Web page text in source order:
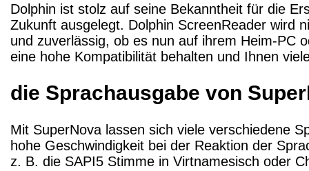
Dolphin ist stolz auf seine Bekanntheit für die
Zukunft ausgelegt. Dolphin ScreenReader wird
und zuverlässig, ob es nun auf ihrem Heim-PC
eine hohe Kompatibilität behalten und Ihnen
die Sprachausgabe von
Mit SuperNova lassen sich viele verschiedene
hohe Geschwindigkeit bei der Reaktion der
z. B. die SAPI5 Stimme in Virtnamesisch oder